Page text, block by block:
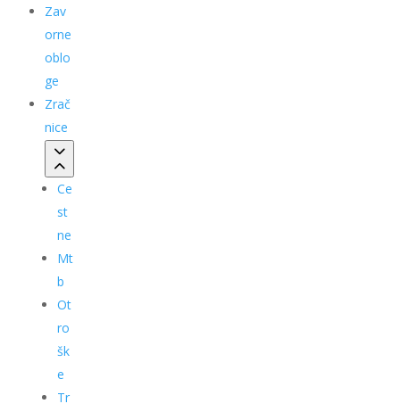
Zav
orne
oblo
ge
Zrač
nice
Ce
st
ne
Mt
b
Ot
ro
šk
e
Tr